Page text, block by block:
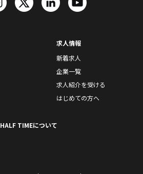
求人情報
新着求人
企業一覧
求人紹介を受ける
はじめての方へ
HALF TIMEについて